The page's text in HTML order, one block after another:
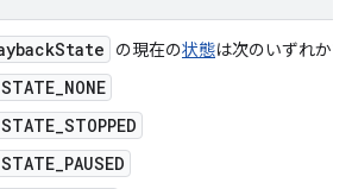
State の現在の状態は次のいずれかで
STATE_NONE
STATE_STOPPED
STATE_PAUSED